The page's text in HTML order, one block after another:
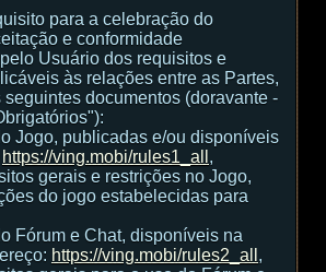
para a celebração do
e conformidade
Usuário dos requisitos e
às relações entre as Partes,
documentos (doravante -
Jogo, publicadas e/ou disponíveis
https://ving.mobi/rules1_all ,
gerais e restrições no Jogo,
do jogo estabelecidas para
Fórum e Chat, disponíveis na
https://ving.mobi/rules2_all ,